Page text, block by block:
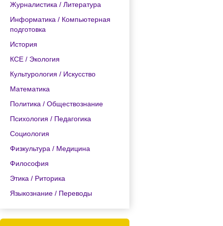
Журналистика / Литература
Информатика / Компьютерная
подготовка
История
КСЕ / Экология
Культурология / Искусство
Математика
Политика / Обществознание
Психология / Педагогика
Социология
Физкультура / Медицина
Философия
Этика / Риторика
Языкознание / Переводы